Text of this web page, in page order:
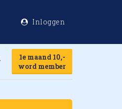
Inloggen
1e maand 10,-
word member